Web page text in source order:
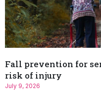
Fall prevention for
risk of injury
July 9, 2026